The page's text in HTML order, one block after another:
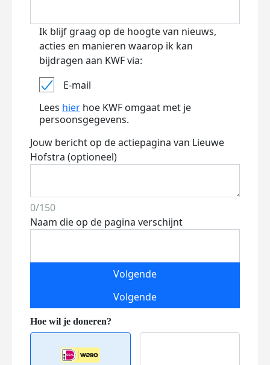
Ik blijf graag op de hoogte van nieuws,
acties en manieren waarop ik kan
bijdragen aan KWF via:
E-mail
Lees hier hoe KWF omgaat met je
persoonsgegevens.
Jouw bericht op de actiepagina van Lieuwe
Hofstra (optioneel)
0/150
Naam die op de pagina verschijnt
Volgende
Volgende